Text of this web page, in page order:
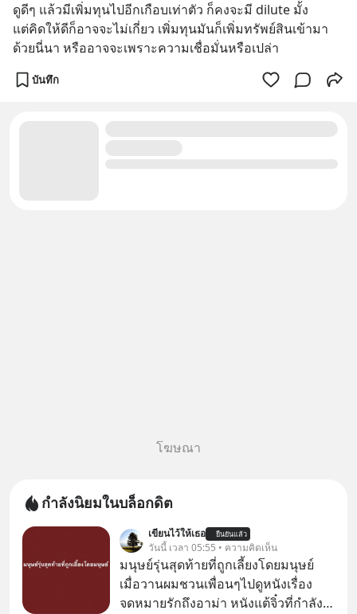
ดูดีๆ แล้วมีเพิ่มทุนไปอีกเกือบเท่าตัว ก็คงจะมี dilute มั้ง
แต่คิดให้ดีก็อาจจะไม่เกี่ยว เพิ่มทุนมันก็เพิ่มทรัพย์สินเข้ามา
ด้วยนี่นา หรืออาจจะเพราะความเชื่อมั่นหรือเปล่า
บันทึก
โฆษณา
กำลังนิยมในบล็อกดิต
เขียนไว้ให้เธอ ยืนยันแล้ว
วันนี้ เวลา 05:55 • ความคิดเห็น
มนุษย์รุ่นสุดท้ายที่ถูกเลี้ยงโดยมนุษย์
เมื่อวานผมชวนเพื่อนๆไปดูหนังเรื่อง
จดหมายรักถึงอาม่า หนังแต้จิ๋วที่กำลัง